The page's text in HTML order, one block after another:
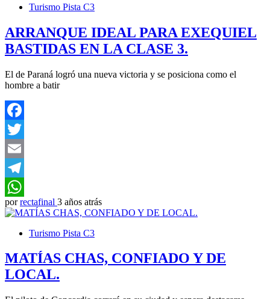
Turismo Pista C3
ARRANQUE IDEAL PARA EXEQUIEL
BASTIDAS EN LA CLASE 3.
El de Paraná logró una nueva victoria y se posiciona como el
hombre a batir
Facebook
Twitter
Email
Telegram
WhatsApp
por rectafinal 3 años atrás
Turismo Pista C3
MATÍAS CHAS, CONFIADO Y DE
LOCAL.